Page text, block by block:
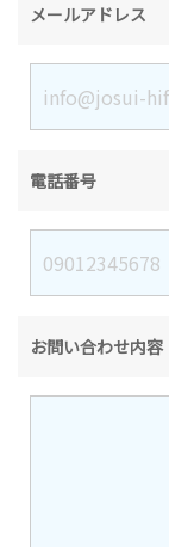
メールアドレス
電話番号
お問い合わせ内容